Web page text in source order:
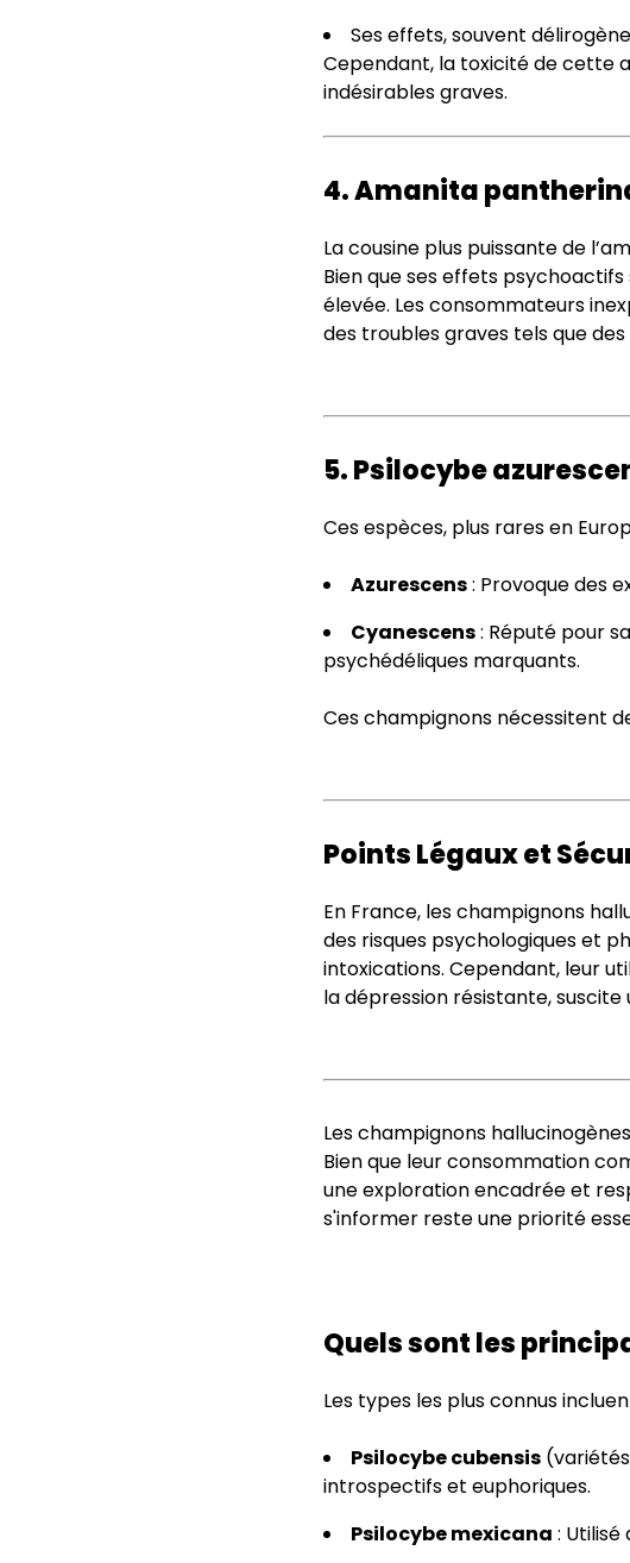
Ses effets, souvent
Cependant, la toxicité de cette
indésirables graves​.
4. Amanita
La cousine plus puissante de
Bien que ses effets
élevée. Les consommateurs
des troubles graves tels que
5. Psilocybe
Ces espèces, plus rares en
Azurescens: Provoque des
Cyanescens: Réputé pour
psychédéliques marquants.
Ces champignons nécessitent
Points Légaux et
En France, les champignons
des risques psychologiques et
intoxications. Cependant, leur
la dépression résistante,
Les champignons
Bien que leur consommation
une exploration encadrée et
s'informer reste une priorité
Quels sont les
Les types les plus connus
Psilocybe cubensis
introspectifs et euphoriques.
Psilocybe mexicana :